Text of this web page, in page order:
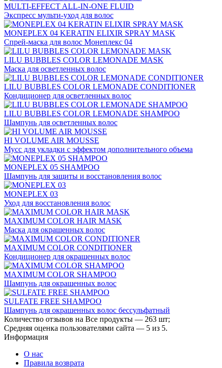
MULTI-EFFECT ALL-IN-ONE FLUID
Экспресс мульти-уход для волос
MONEPLEX 04 KERATIN ELIXIR SPRAY MASK
Спрей-маска для волос Монеплекс 04
LILU BUBBLES COLOR LEMONADE MASK
Маска для осветленных волос
LILU BUBBLES COLOR LEMONADE CONDITIONER
Кондиционер для осветленных волос
LILU BUBBLES COLOR LEMONADE SHAMPOO
Шампунь для осветленных волос
HI VOLUME AIR MOUSSE
Мусс для укладки с эффектом дополнительного объема
MONEPLEX 05 SHAMPOO
Шампунь для защиты и восстановления волос
MONEPLEX 03
Уход для восстановления волос
MAXIMUM COLOR HAIR MASK
Маска для окрашенных волос
MAXIMUM COLOR CONDITIONER
Кондиционер для окрашенных волос
MAXIMUM COLOR SHAMPOO
Шампунь для окрашенных волос
SULFATE FREE SHAMPOO
Шампунь для окрашенных волос бессульфатный
Количество отзывов на Все продукты — 263 шт;
Средняя оценка пользователями сайта — 5 из 5.
Информация
О нас
Правила возврата